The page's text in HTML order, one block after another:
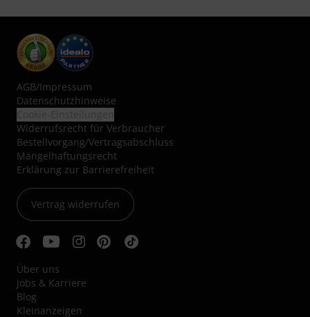
AGB/Impressum
Datenschutzhinweise
Widerrufsrecht für Verbraucher
Bestellvorgang/Vertragsabschluss
Mängelhaftungsrecht
Erklärung zur Barrierefreiheit
Vertrag widerrufen
Über uns
Jobs & Karriere
Blog
Kleinanzeigen